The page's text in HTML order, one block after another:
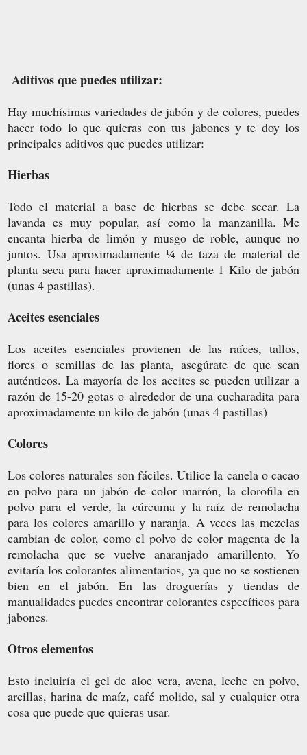
Aditivos que puedes utilizar:
Hay muchísimas variedades de jabón y de colores, puedes
hacer todo lo que quieras con tus jabones y te doy los
principales aditivos que puedes utilizar:
Hierbas
Todo el material a base de hierbas se debe secar. La
lavanda es muy popular, así como la manzanilla. Me
encanta hierba de limón y musgo de roble, aunque no
juntos. Usa aproximadamente ¼ de taza de material de
planta seca para hacer aproximadamente 1 Kilo de jabón
(unas 4 pastillas).
Aceites esenciales
Los aceites esenciales provienen de las raíces, tallos,
flores o semillas de las planta, asegúrate de que sean
auténticos. La mayoría de los aceites se pueden utilizar a
razón de 15-20 gotas o alrededor de una cucharadita para
aproximadamente un kilo de jabón (unas 4 pastillas)
Colores
Los colores naturales son fáciles. Utilice la canela o cacao
en polvo para un jabón de color marrón, la clorofila en
polvo para el verde, la cúrcuma y la raíz de remolacha
para los colores amarillo y naranja. A veces las mezclas
cambian de color, como el polvo de color magenta de la
remolacha que se vuelve anaranjado amarillento. Yo
evitaría los colorantes alimentarios, ya que no se sostienen
bien en el jabón. En las droguerías y tiendas de
manualidades puedes encontrar colorantes específicos para
jabones.
Otros elementos
Esto incluiría el gel de aloe vera, avena, leche en polvo,
arcillas, harina de maíz, café molido, sal y cualquier otra
cosa que puede que quieras usar.